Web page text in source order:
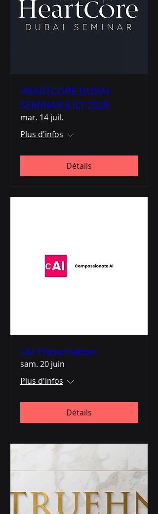
HEARTCORE DUBAI
SEMINAR JULY 2026
mar. 14 juil.
Plus d'infos
Détails
cAI Presentation
sam. 20 juin
Plus d'infos
Détails